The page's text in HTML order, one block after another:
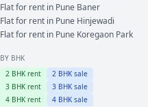
Flat for rent in Pune Baner
Flat for rent in Pune Hinjewadi
Flat for rent in Pune Koregaon Park
BY BHK
2 BHK rent 2 BHK sale
3 BHK rent 3 BHK sale
4 BHK rent 4 BHK sale